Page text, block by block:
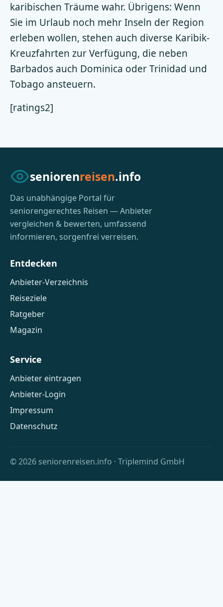
karibischen Träume wahr. Übrigens: Wenn
Sie im Urlaub noch mehr Inseln der Region
erleben wollen, stehen auch diverse Karibik-
Kreuzfahrten zur Verfügung, die neben
Barbados auch Dominica oder Trinidad und
Tobago ansteuern.
[ratings2]
seniorenreisen.info
Das unabhängige Portal für
seniorengerechtes Reisen — Anbieter
vergleichen & bewerten, umfassend
informieren, sorgenfrei verreisen.
Entdecken
Anbieter-Verzeichnis
Reiseziele
Ratgeber
Magazin
Service
Anbieter eintragen
Anbieter-Login
Impressum
Datenschutz
© 2026 seniorenreisen.info · Triplemind GmbH